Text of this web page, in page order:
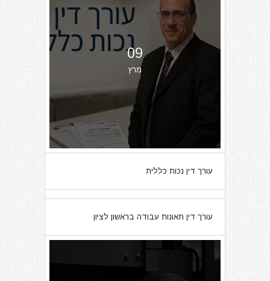
09
מרץ
עורך דין נכות כללית
07
מרץ
עורך דין תאונות עבודה בראשון לציון